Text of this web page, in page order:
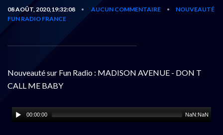
08 AOÛT, 2020,19:32:08 • AUCUN COMMENTAIRE •
NOUVEAUTÉ
FUN RADIO FRANCE
Nouveauté sur Fun Radio : MADISON AVENUE - DON T
CALL ME BABY
00:00:00 NaN:NaN